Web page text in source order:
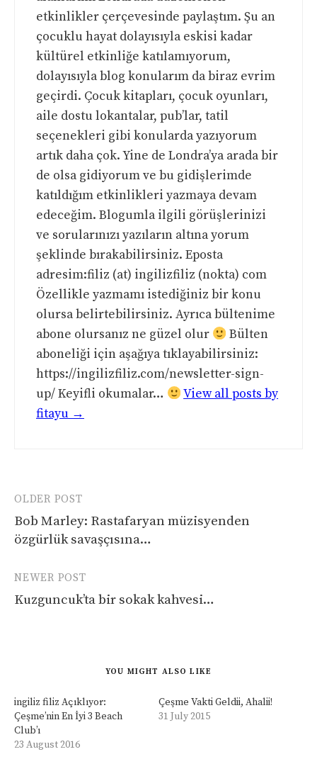
etkinlikler çerçevesinde paylaştım. Şu an
çocuklu hayat dolayısıyla eskisi kadar
kültürel etkinliğe katılamıyorum,
dolayısıyla blog konularım da biraz evrim
geçirdi. Çocuk kitapları, çocuk oyunları,
aile dostu lokantalar, pub’lar, tatil
seçenekleri gibi konularda yazıyorum
artık daha çok. Yine de Londra’ya arada bir
de olsa gidiyorum ve bu gidişlerimde
katıldığım etkinlikleri yazmaya devam
edeceğim. Blogumla ilgili görüşlerinizi
ve sorularınızı yazıların altına yorum
şeklinde bırakabilirsiniz. Eposta
adresim:filiz (at) ingilizfiliz (nokta) com
Özellikle yazmamı istediğiniz bir konu
olursa belirtebilirsiniz. Ayrıca bültenime
abone olursanız ne güzel olur
Bülten
aboneliği için aşağıya tıklayabilirsiniz:
https://ingilizfiliz.com/newsletter-sign-
up/ Keyifli okumalar…
View all posts by
fitayu →
Post
navigation
OLDER POST
Bob Marley: Rastafaryan müzisyenden
özgürlük savaşçısına…
NEWER POST
Kuzguncuk’ta bir sokak kahvesi…
YOU MIGHT ALSO LIKE
ingiliz filiz Açıklıyor:
Çeşme’nin En İyi 3 Beach
Club’ı
23 August 2016
Çeşme Vakti Geldii, Ahalii!
31 July 2015